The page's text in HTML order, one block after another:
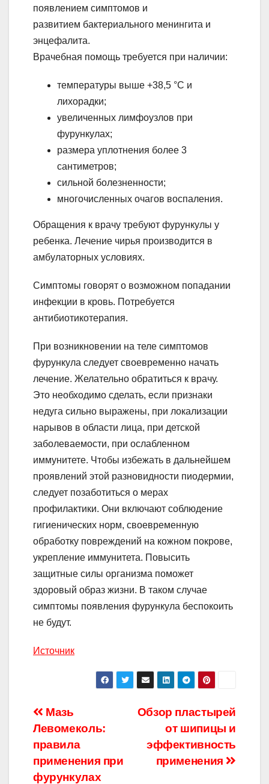
появлением симптомов и
развитием бактериального менингита и
энцефалита.
Врачебная помощь требуется при наличии:
температуры выше +38,5 °С и
лихорадки;
увеличенных лимфоузлов при
фурункулах;
размера уплотнения более 3
сантиметров;
сильной болезненности;
многочисленных очагов воспаления.
Обращения к врачу требуют фурункулы у
ребенка. Лечение чирья производится в
амбулаторных условиях.
Симптомы говорят о возможном попадании
инфекции в кровь. Потребуется
антибиотикотерапия.
При возникновении на теле симптомов
фурункула следует своевременно начать
лечение. Желательно обратиться к врачу.
Это необходимо сделать, если признаки
недуга сильно выражены, при локализации
нарывов в области лица, при детской
заболеваемости, при ослабленном
иммунитете. Чтобы избежать в дальнейшем
проявлений этой разновидности пиодермии,
следует позаботиться о мерах
профилактики. Они включают соблюдение
гигиенических норм, своевременную
обработку повреждений на кожном покрове,
укрепление иммунитета. Повысить
защитные силы организма поможет
здоровый образ жизни. В таком случае
симптомы появления фурункула беспокоить
не будут.
Источник
Навигация
по
записям
Обзор пластырей
от шипицы и
эффективность
применения
Мазь
Левомеколь:
правила
применения при
фурункулах